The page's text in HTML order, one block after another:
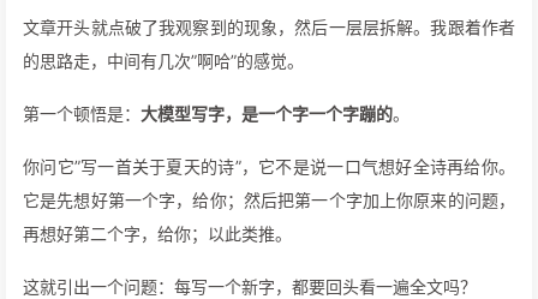
文章开头就点破了我观察到的现象，然后一层层拆解。我跟着作者
的思路走，中间有几次”啊哈”的感觉。
第一个顿悟是： 大模型写字，是一个字一个字蹦的。
你问它”写一首关于夏天的诗”，它不是说一口气想好全诗再给你。
它是先想好第一个字，给你；然后把第一个字加上你原来的问题，
再想好第二个字，给你；以此类推。
这就引出一个问题：每写一个新字，都要回头看一遍全文吗？